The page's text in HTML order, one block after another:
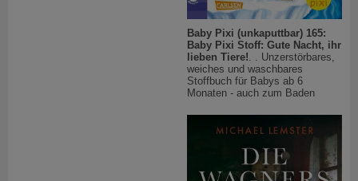
Baby Pixi (unkaputtbar) 165:
Baby Pixi Stoff: Gute Nacht, ihr
lieben Tiere! . . Unzerstörbares,
weiches und waschbares
Stoffbuch für Babys ab 6
Monaten - auch zum Baden